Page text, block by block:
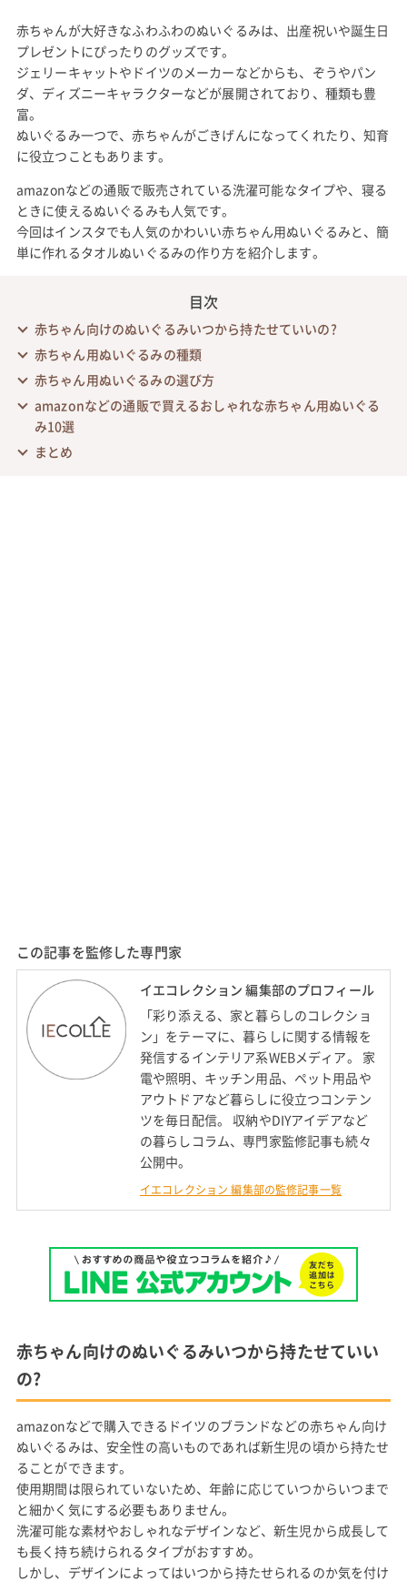
赤ちゃんが大好きなふわふわのぬいぐるみは、出産祝いや誕生日
プレゼントにぴったりのグッズです。
ジェリーキャットやドイツのメーカーなどからも、ぞうやパン
ダ、ディズニーキャラクターなどが展開されており、種類も豊
富。
ぬいぐるみ一つで、赤ちゃんがごきげんになってくれたり、知育
に役立つこともあります。
amazonなどの通販で販売されている洗濯可能なタイプや、寝る
ときに使えるぬいぐるみも人気です。
今回はインスタでも人気のかわいい赤ちゃん用ぬいぐるみと、簡
単に作れるタオルぬいぐるみの作り方を紹介します。
目次
赤ちゃん向けのぬいぐるみいつから持たせていいの?
赤ちゃん用ぬいぐるみの種類
赤ちゃん用ぬいぐるみの選び方
amazonなどの通販で買えるおしゃれな赤ちゃん用ぬいぐる
み10選
まとめ
この記事を監修した専門家
イエコレクション 編集部のプロフィール
「彩り添える、家と暮らしのコレクショ
ン」をテーマに、暮らしに関する情報を
発信するインテリア系WEBメディア。 家
電や照明、キッチン用品、ペット用品や
アウトドアなど暮らしに役立つコンテン
ツを毎日配信。 収納やDIYアイデアなど
の暮らしコラム、専門家監修記事も続々
公開中。
イエコレクション 編集部の監修記事一覧
赤ちゃん向けのぬいぐるみいつから持たせていい
の?
amazonなどで購入できるドイツのブランドなどの赤ちゃん向け
ぬいぐるみは、安全性の高いものであれば新生児の頃から持たせ
ることができます。
使用期間は限られていないため、年齢に応じていつからいつまで
と細かく気にする必要もありません。
洗濯可能な素材やおしゃれなデザインなど、新生児から成長して
も長く持ち続けられるタイプがおすすめ。
しかし、デザインによってはいつから持たせられるのか気を付け